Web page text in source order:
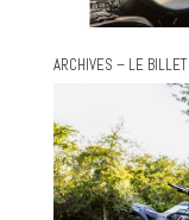
ARCHIVES – LE